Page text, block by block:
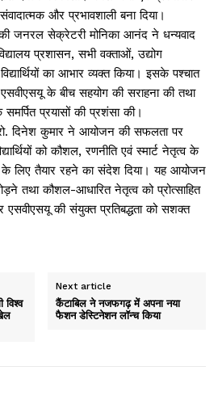
और प्रभावशाली बना दिया।
जनरल सेक्रेटरी मोनिका आनंद ने धन्यवाद
प्रशासन, सभी वक्ताओं, उद्योग
विद्यार्थियों का आभार व्यक्त किया। इसके पश्चात
के बीच सहयोग की सराहना की तथा
समर्पित प्रयासों की प्रशंसा की।
दिनेश कुमार ने आयोजन की सफलता पर
को कौशल, रणनीति एवं स्मार्ट नेतृत्व के
के लिए तैयार रहने का संदेश दिया। यह आयोजन
तथा कौशल-आधारित नेतृत्व को प्रोत्साहित
की संयुक्त प्रतिबद्धता को सशक्त
विश्व
Next article
कैंटाबिल ने नजफगढ़ में अपना नया
फैशन डेस्टिनेशन लॉन्च किया